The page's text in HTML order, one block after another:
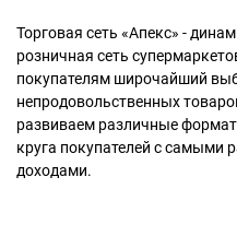
Торговая сеть «Апекс» -
розничная сеть
покупателям широчайший
непродовольственных
развиваем различные
круга покупателей с самыми
доходами.